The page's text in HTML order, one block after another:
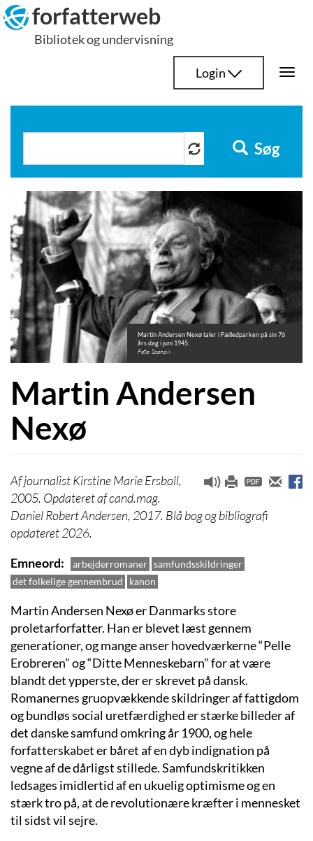
Hop
til
indhold
forfatterweb
Bibliotek og undervisning
Login
Søg
Martin Andersen Nexø taler i Fælledparken på sin 76
års dag i juni 1945.
Foto: Scanpix
Martin Andersen
Nexø
journalist Kirstine Marie Ersbøll,
2005. Opdateret af cand.mag.
Daniel Robert Andersen, 2017. Blå bog og bibliografi
opdateret 2026.
Emneord
arbejderromaner samfundsskildringer
det folkelige gennembrud
kanon
Martin Andersen Nexø er Danmarks store
proletarforfatter. Han er blevet læst gennem
generationer, og mange anser hovedværkerne “Pelle
Erobreren” og “Ditte Menneskebarn” for at være
blandt det ypperste, der er skrevet på dansk.
Romanernes gruopvækkende skildringer af fattigdom
og bundløs social uretfærdighed er stærke billeder af
det danske samfund omkring år 1900, og hele
forfatterskabet er båret af en dyb indignation på
vegne af de dårligst stillede. Samfundskritikken
ledsages imidlertid af en ukuelig optimisme og en
stærk tro på, at de revolutionære kræfter i mennesket
til sidst vil sejre.